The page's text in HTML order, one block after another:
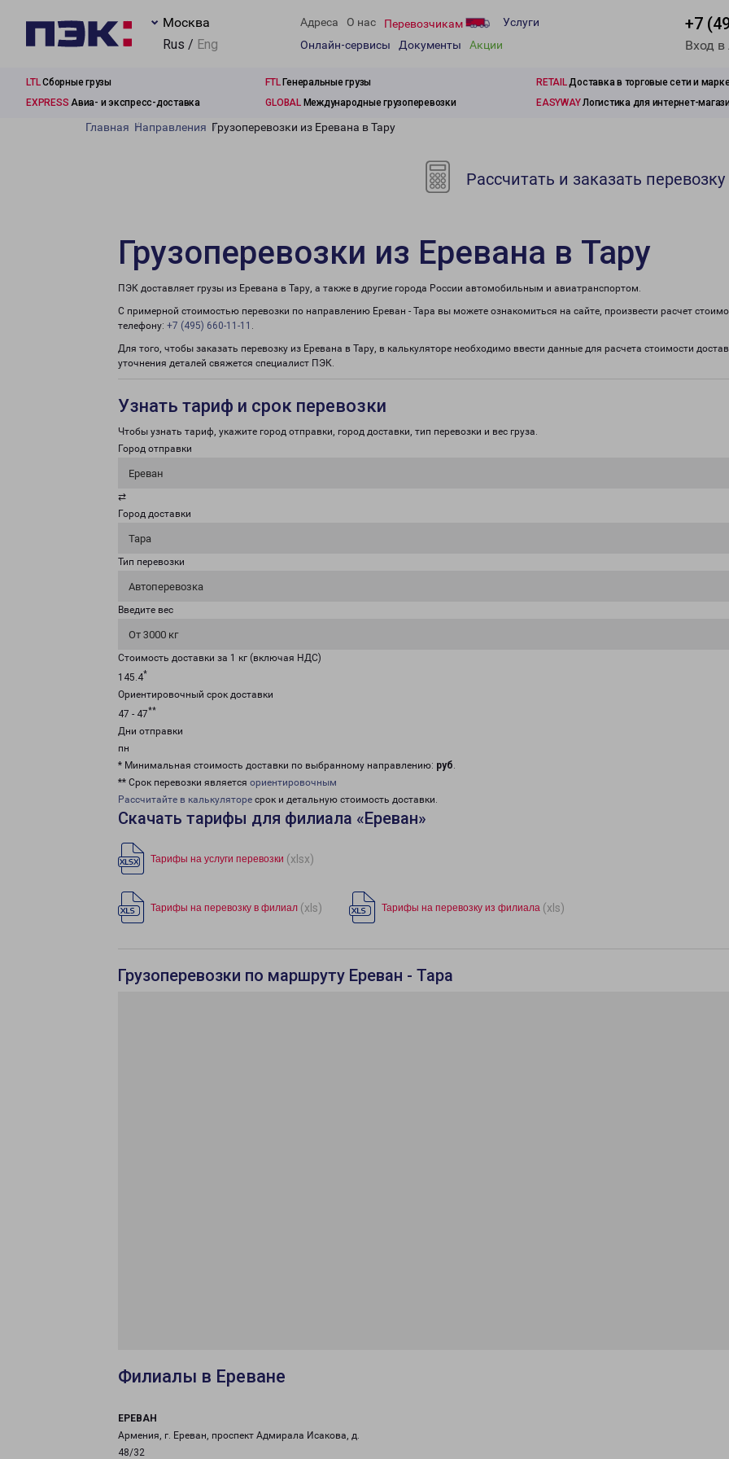
Москва
Rus / Eng
Адреса О нас Перевозчикам
Услуги
Онлайн-сервисы
Документы Акции
+7
Вход
LTLСборные грузы FTLГенеральные грузы RETAILДоставка в торговые сети и
EXPRESS Авиа- и экспресс-доставка GLOBALМеждународные грузоперевозки EASYWAYЛогистика для интернет-
Главная Направления Грузоперевозки из Еревана в Тару
Рассчитать и заказать перевозку
Грузоперевозки из Еревана в Тару
ПЭК доставляет грузы из Еревана в Тару, а также в другие города России автомобильным и авиатранспортом.
С примерной стоимостью перевозки по направлению Ереван - Тара вы можете ознакомиться на сайте, произвести расчет
телефону: +7 (495) 660-11-11 .
Для того, чтобы заказать перевозку из Еревана в Тару, в калькуляторе необходимо ввести данные для расчета стоимости
уточнения деталей свяжется специалист ПЭК.
Узнать тариф и срок перевозки
Чтобы узнать тариф, укажите город отправки, город доставки, тип перевозки и вес груза.
Город отправки
Ереван
⇄
Город доставки
Тара
Тип перевозки
Автоперевозка
Введите вес
От 3000 кг
Стоимость доставки за 1 кг (включая НДС)
145.4*
Ориентировочный срок доставки
47 - 47**
Дни отправки
пн
* Минимальная стоимость доставки по выбранному направлению: руб.
** Срок перевозки является ориентировочным
Рассчитайте в калькуляторе срок и детальную стоимость доставки.
Скачать тарифы для филиала «Ереван»
Тарифы на услуги перевозки (xlsx)
Тарифы на перевозку в филиал (xls) Тарифы на перевозку из филиала (xls)
Грузоперевозки по маршруту Ереван - Тара
Филиалы в Ереване
ЕРЕВАН
Армения, г. Ереван, проспект Адмирала Исакова, д.
48/32